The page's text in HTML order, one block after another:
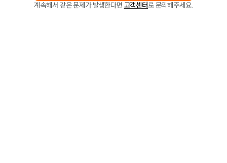
계속해서 같은 문제가 발생한다면 고객센터로 문의해주세요.